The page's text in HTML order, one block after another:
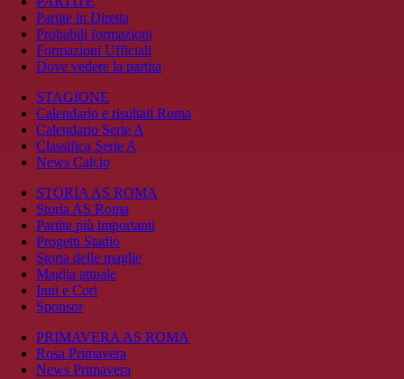
Partite in Diretta
Probabili formazioni
Formazioni Ufficiali
Dove vedere la partita
STAGIONE
Calendario e risultati Roma
Calendario Serie A
Classifica Serie A
News Calcio
STORIA AS ROMA
Storia AS Roma
Partite più importanti
Progetti Stadio
Storia delle maglie
Maglia attuale
Inni e Cori
Sponsor
PRIMAVERA AS ROMA
Rosa Primavera
News Primavera